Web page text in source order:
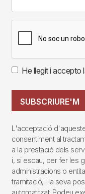
He llegit i accepto
SUBSCRIURE'M
L'acceptació
consentiment al
a la prestació dels
i, si escau, per fer les
administracions o
tramitació, i la seva
automatitzat. Podeu